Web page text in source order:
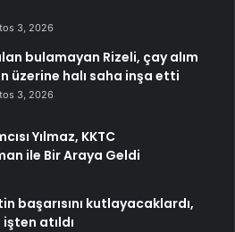
3, 2026
bulamayan Rizeli, çay alım
üzerine halı saha inşa etti
3, 2026
Yılmaz, KKTC
ile Bir Araya Geldi
başarısını kutlayacaklardı,
atıldı